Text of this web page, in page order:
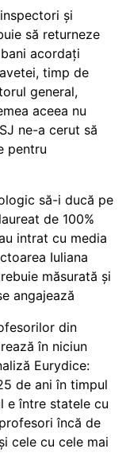
și
să returneze
acordați
timp de
general,
aceea nu
ne-a cerut să
pentru
să-i ducă pe
de 100%
intrat cu media
Iuliana
măsurată și
angajează
din
în niciun
Eurydice:
de ani în timpul
e între statele cu
încă de
cele cu cele mai